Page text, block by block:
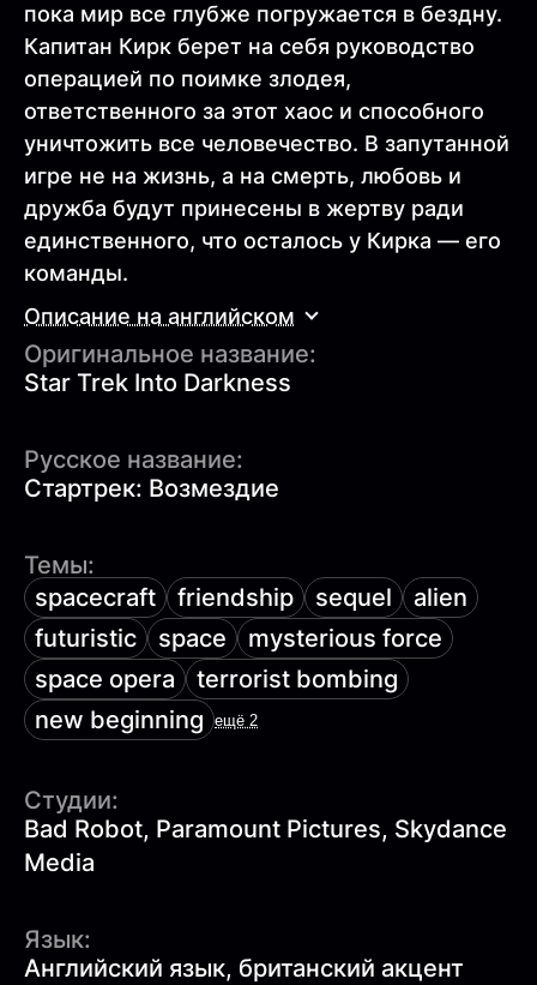
пока мир все глубже погружается в бездну.
Капитан Кирк берет на себя руководство
операцией по поимке злодея,
ответственного за этот хаос и способного
уничтожить все человечество. В запутанной
игре не на жизнь, а на смерть, любовь и
дружба будут принесены в жертву ради
единственного, что осталось у Кирка — его
команды.
Описание на английском
Оригинальное название:
Star Trek Into Darkness
Русское название:
Стартрек: Возмездие
Темы:
spacecraft
friendship sequel
alien
futuristic
space
mysterious force
space opera
terrorist bombing
new beginning
ещё 2
Студии:
Bad Robot, Paramount Pictures, Skydance
Media
Язык:
Английский язык, британский акцент